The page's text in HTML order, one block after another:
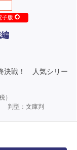
子版
決戦！ 人気シリー
）
判型：文庫判